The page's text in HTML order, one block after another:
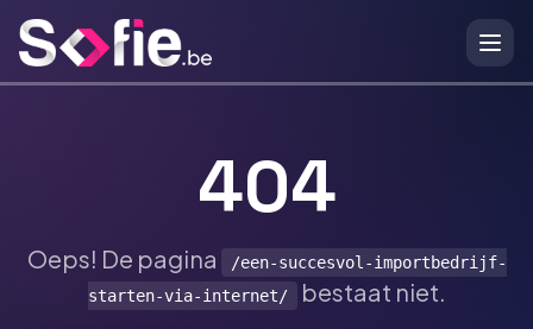
404
Oeps! De pagina
/een-succesvol-importbedrijf-
starten-via-internet/ bestaat niet.